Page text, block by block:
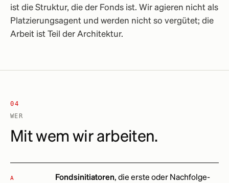
ist die Struktur, die der Fonds ist. Wir agieren nicht als
Platzierungsagent und werden nicht so vergütet; die
Arbeit ist Teil der Architektur.
04
WER
Mit wem wir arbeiten.
A Fondsinitiatoren, die erste oder Nachfolge-